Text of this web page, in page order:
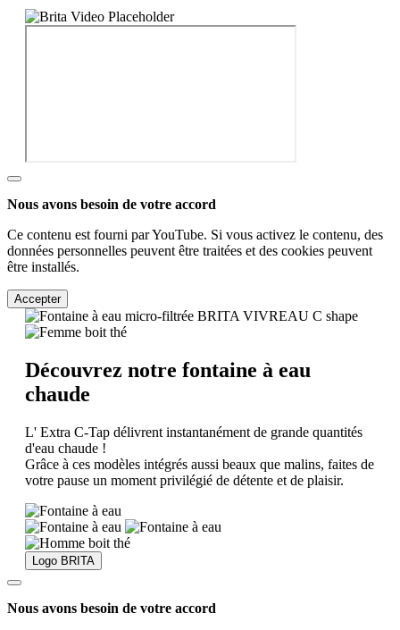
Nous avons besoin de votre accord
Ce contenu est fourni par YouTube. Si vous activez le contenu, des
données personnelles peuvent être traitées et des cookies peuvent
être installés.
Accepter
Découvrez notre fontaine à eau
chaude
L' Extra C-Tap délivrent instantanément de grande quantités
d'eau chaude !
Grâce à ces modèles intégrés aussi beaux que malins, faites de
votre pause un moment privilégié de détente et de plaisir.
Logo BRITA
Nous avons besoin de votre accord